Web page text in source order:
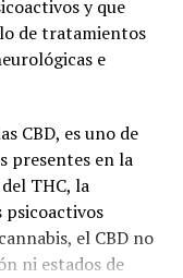
y que
de tratamientos
e
CBD, es uno de
presentes en la
THC, la
psicoactivos
el CBD no
ni estados de